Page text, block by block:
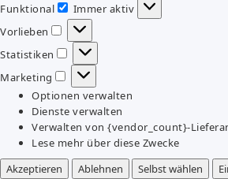
Funktional
Funktional
Immer aktiv
Vorlieben
Vorlieben
Statistiken
Statistiken
Marketing
Marketing
Optionen verwalten
Dienste verwalten
Verwalten von {vendor_count}-
Lese mehr über diese Zwecke
Akzeptieren
Ablehnen Selbst wählen